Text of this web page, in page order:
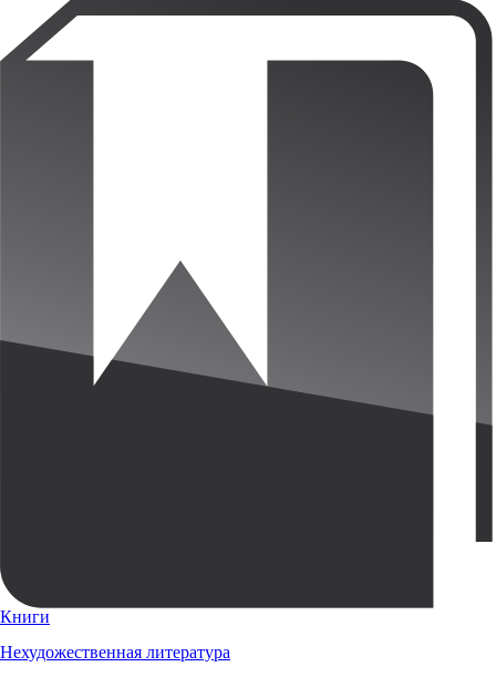
Книги
Нехудожественная литература